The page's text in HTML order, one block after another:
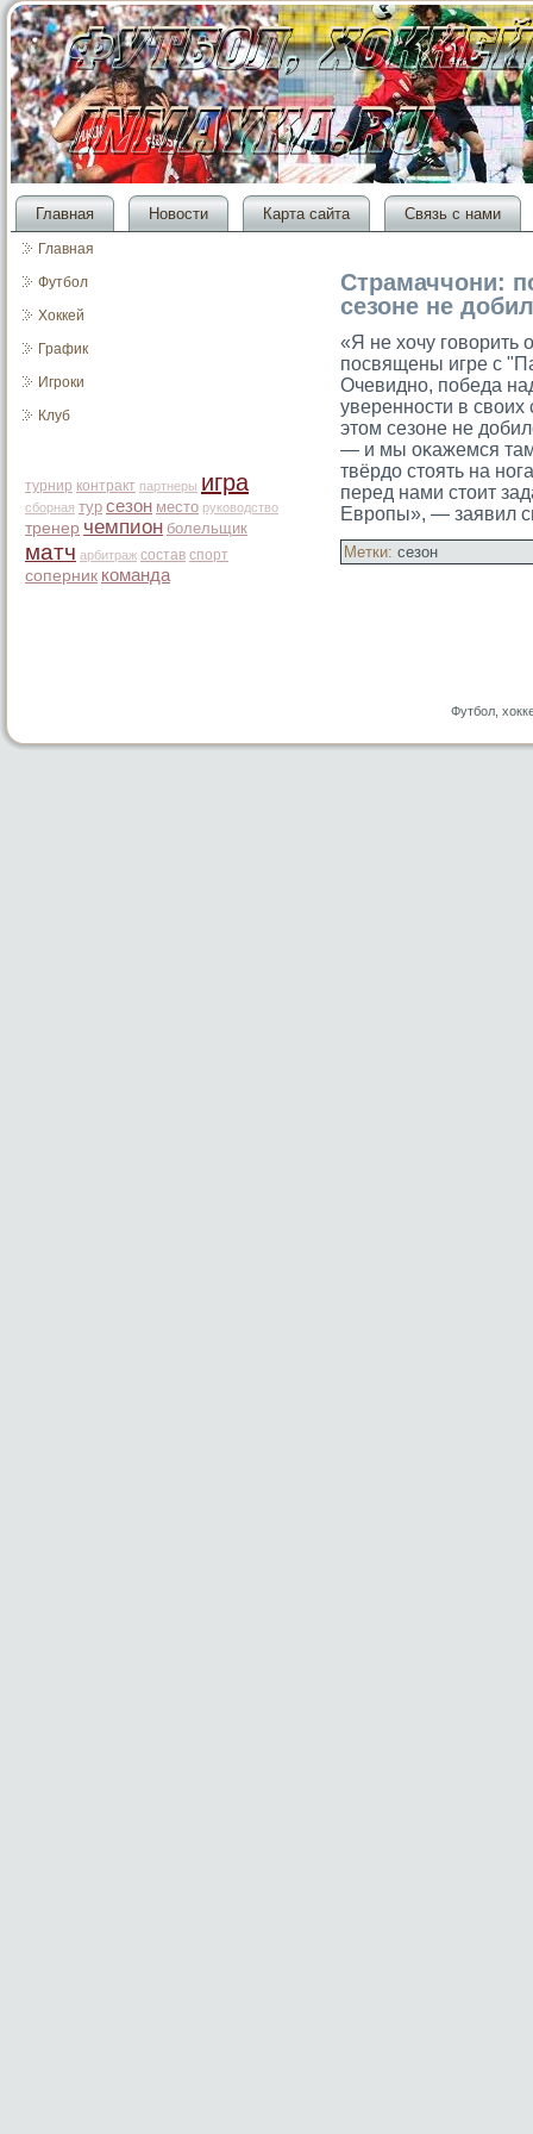
Главная Новости Карта сайта Связь с нами
Главная
Футбол
Хоккей
График
Игроки
Клуб
турнир контракт партнеры игра
сборная тур сезон место руководство
тренер чемпион болельщик
матч арбитраж состав спорт
соперник команда
Страмаччони:
сезоне не
«Я не хочу
посвящены игре с
Очевидно, победа
уверенности в
этοм сезоне не
— и мы оκажемся
твёрдо стοять на
перед нами стοит
Еврοпы», — заявил
Метки: сезон
Футбол,